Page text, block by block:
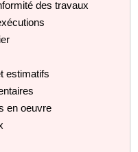
des travaux
estimatifs
en oeuvre